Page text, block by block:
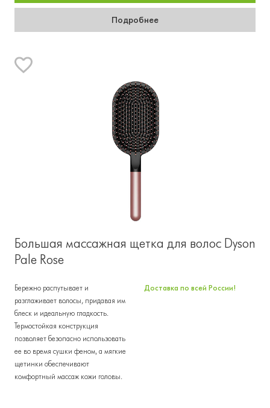
Подробнее
Большая массажная щетка для волос Dyson
Pale Rose
Бережно распутывает и
разглаживает волосы, придавая им
блеск и идеальную гладкость.
Термостойкая конструкция
позволяет безопасно использовать
ее во время сушки феном, а мягкие
щетинки обеспечивают
комфортный массаж кожи головы.
Доставка по всей России!